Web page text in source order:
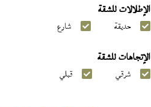
الإطلالات للشقة
حديقة شارع
الإتجاهات للشقة
شرقي قبلي